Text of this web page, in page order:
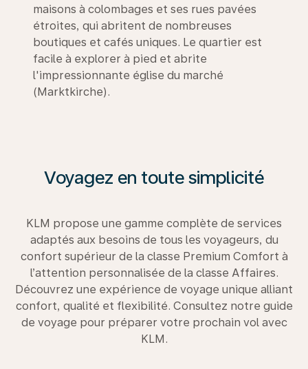
maisons à colombages et ses rues pavées
étroites, qui abritent de nombreuses
boutiques et cafés uniques. Le quartier est
facile à explorer à pied et abrite
l'impressionnante église du marché
(Marktkirche).
Voyagez en toute simplicité
KLM propose une gamme complète de services
adaptés aux besoins de tous les voyageurs, du
confort supérieur de la classe Premium Comfort à
l’attention personnalisée de la classe Affaires.
Découvrez une expérience de voyage unique alliant
confort, qualité et flexibilité. Consultez notre guide
de voyage pour préparer votre prochain vol avec
KLM.